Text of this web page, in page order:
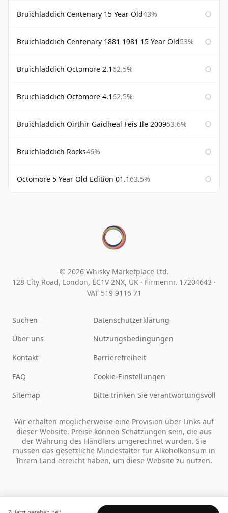
Bruichladdich Centenary 15 Year Old43%
Bruichladdich Centenary 1881 1981 15 Year Old53%
Bruichladdich Octomore 2.162.5%
Bruichladdich Octomore 4.162.5%
Bruichladdich Oirthir Gaidheal Feis Ile 200953.6%
Bruichladdich Rocks46%
Octomore 5 Year Old Edition 01.163.5%
© 2026 Whisky Marketplace Ltd.
128 City Road, London, EC1V 2NX, UK · Firmennr. 17204643 ·
VAT 519 9116 71
Suchen
Über uns
Kontakt
FAQ
Sitemap
Datenschutzerklärung
Nutzungsbedingungen
Barrierefreiheit
Cookie-Einstellungen
Bitte trinken Sie verantwortungsvoll
Wir erhalten möglicherweise eine Provision über Links auf
dieser Website. Preise können Schätzungen sein, die aus
der Währung des Händlers umgerechnet wurden. Sie
müssen das gesetzliche Mindestalter für Alkoholkonsum in
Ihrem Land erreicht haben, um diese Website zu nutzen.